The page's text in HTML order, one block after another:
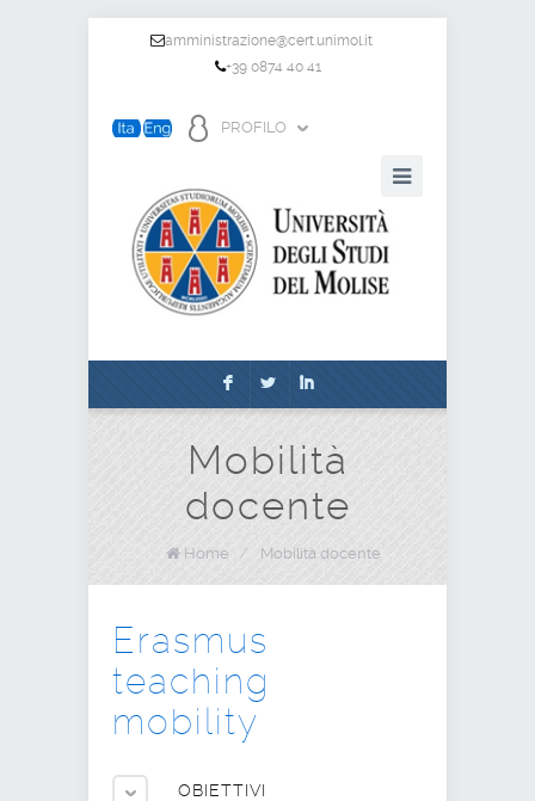
amministrazione@cert.unimol.it
+39 0874 40 41
PROFILO
F L I
Mobilità
docente
Home / Mobilità docente
Erasmus
teaching
mobility
OBIETTIVI